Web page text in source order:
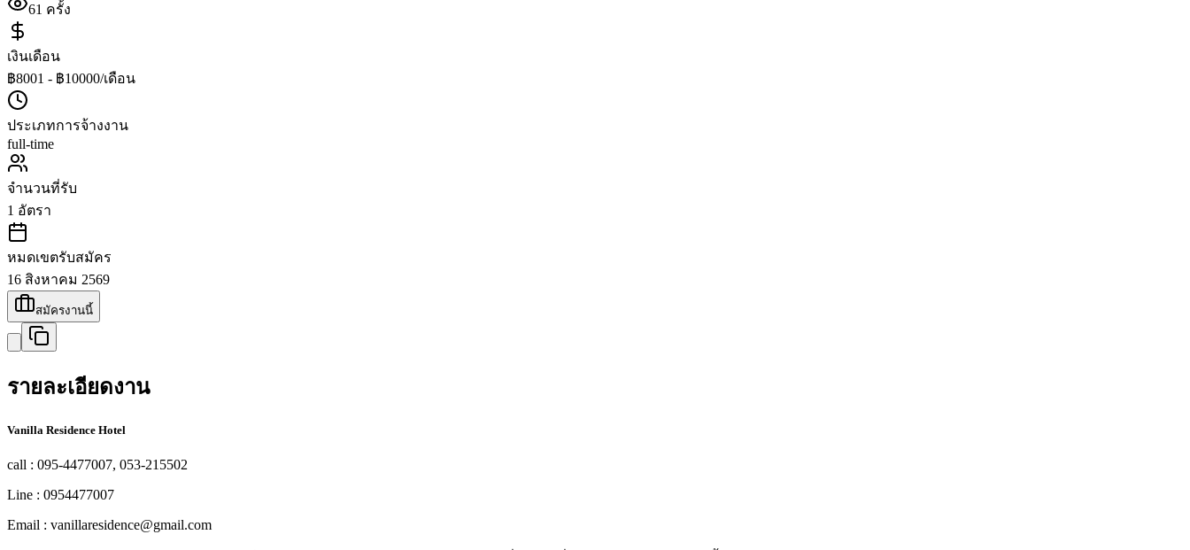
61 ครั้ง
เงินเดือน
฿8001 - ฿10000/เดือน
ประเภทการจ้างงาน
full-time
จำนวนที่รับ
1 อัตรา
หมดเขตรับสมัคร
16 สิงหาคม 2569
สมัครงานนี้
รายละเอียดงาน
Vanilla Residence Hotel
call : 095-4477007, 053-215502
Line : 0954477007
Email : vanillaresidence@gmail.com